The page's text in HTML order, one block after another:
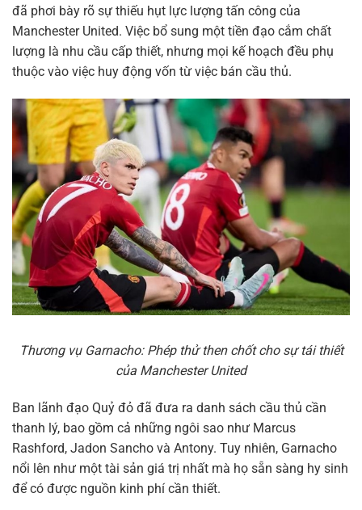
đã phơi bày rõ sự thiếu hụt lực lượng tấn công của
Manchester United. Việc bổ sung một tiền đạo cắm chất
lượng là nhu cầu cấp thiết, nhưng mọi kế hoạch đều phụ
thuộc vào việc huy động vốn từ việc bán cầu thủ.
Thương vụ Garnacho: Phép thử then chốt cho sự tái thiết
của Manchester United
Ban lãnh đạo Quỷ đỏ đã đưa ra danh sách cầu thủ cần
thanh lý, bao gồm cả những ngôi sao như Marcus
Rashford, Jadon Sancho và Antony. Tuy nhiên, Garnacho
nổi lên như một tài sản giá trị nhất mà họ sẵn sàng hy sinh
để có được nguồn kinh phí cần thiết.